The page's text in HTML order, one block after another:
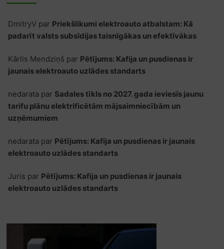
DmitryVpar Priekšlikumi elektroauto atbalstam: Kā
padarīt valsts subsīdijas taisnīgākas un efektīvākas
Kārlis Mendziņš par Pētījums: Kafija un pusdienas ir
jaunais elektroauto uzlādes standarts
nedarata par Sadales tīkls no 2027. gada ieviesīs jaunu
tarifu plānu elektrificētām mājsaimniecībām un
uzņēmumiem
nedarata par Pētījums: Kafija un pusdienas ir jaunais
elektroauto uzlādes standarts
Juris par Pētījums: Kafija un pusdienas ir jaunais
elektroauto uzlādes standarts